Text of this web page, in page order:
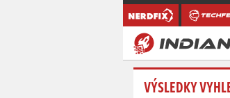
VÝSLEDKY